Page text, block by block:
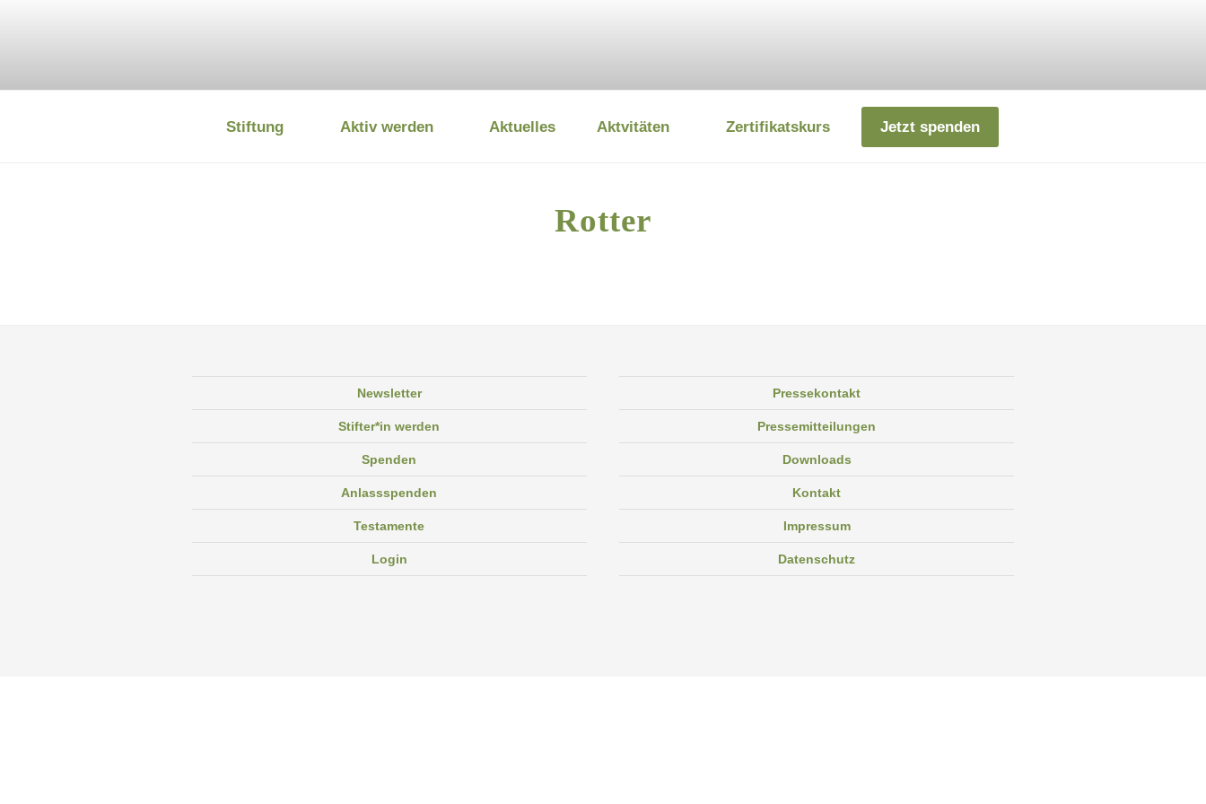
DEUTSCHE UMWELTSTIFTUNG
Stiftung Aktiv werden Aktuelles Aktvitäten Zertifikatskurs Jetzt spenden
Rotter
Newsletter
Stifter*in werden
Spenden
Anlassspenden
Testamente
Login
Pressekontakt
Pressemitteilungen
Downloads
Kontakt
Impressum
Datenschutz